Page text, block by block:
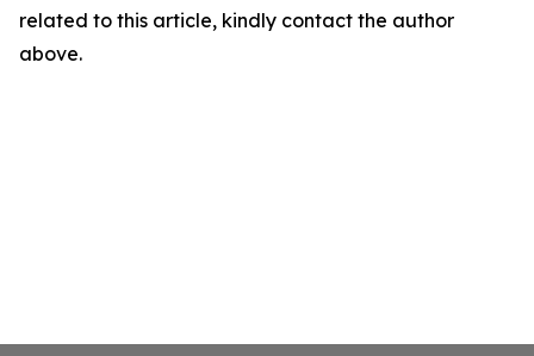
related to this article, kindly contact the author
above.